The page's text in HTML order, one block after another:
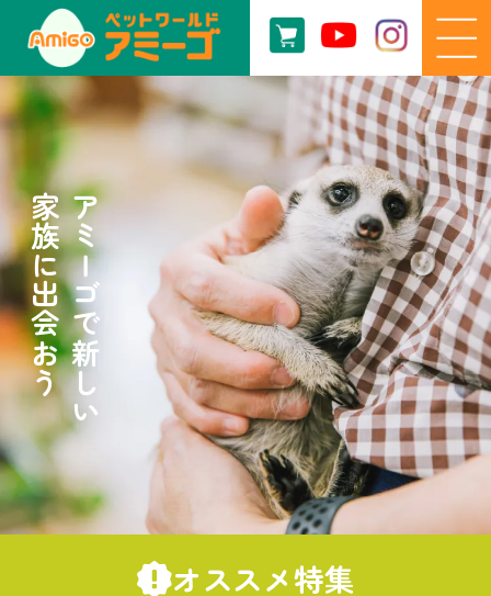
アミーゴで新しい
家族に出会おう
オススメ特集